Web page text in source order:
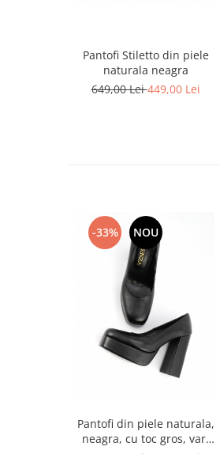
Pantofi Stiletto din piele
naturala neagra
649,00 Lei449,00 Lei
-33% NOU
Pantofi din piele naturala,
neagra, cu toc gros, varf